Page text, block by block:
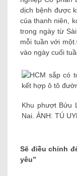
dịch bệnh được
của thanh niên,
trong ngày từ
mỗi tuần với
vào ngày cuối
Khu phượt Bửu
Nai. ẢNH: TÚ
Sẽ điều chỉnh
yêu”